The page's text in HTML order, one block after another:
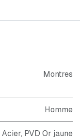
Montres
Homme
Acier, PVD Or jaune